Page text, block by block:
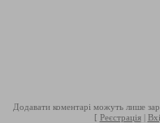
Додавати коментарі можуть лише
[ Реєстрація|